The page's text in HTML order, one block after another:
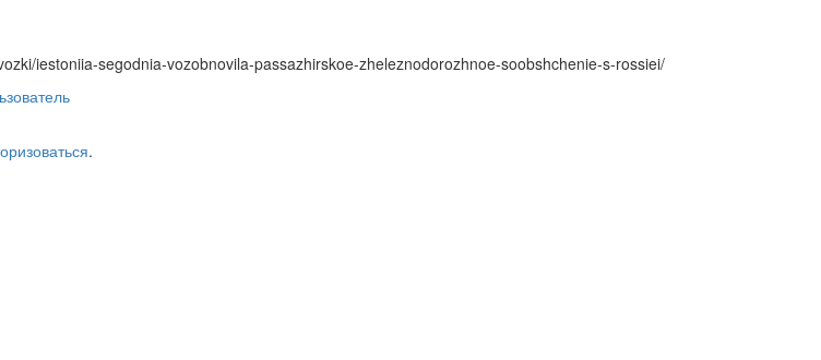
iestoniia-segodnia-vozobnovila-passazhirskoe-zheleznodorozhnoe-soobshchenie-s-rossiei/
.